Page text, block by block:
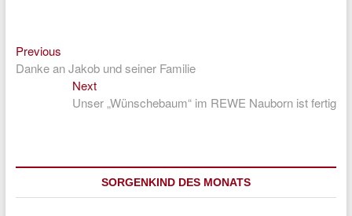
Beitragsnavigation
PreviousPrevious
post:
Danke an Jakob und seiner Familie
NextNext
post:
Unser „Wünschebaum“ im REWE Nauborn ist fertig
SORGENKIND DES MONATS